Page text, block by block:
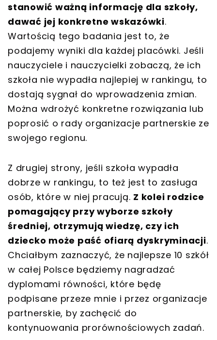
stanowić ważną informację dla szkoły,
dawać jej konkretne wskazówki.
Wartością tego badania jest to, że
podajemy wyniki dla każdej placówki. Jeśli
nauczyciele i nauczycielki zobaczą, że ich
szkoła nie wypadła najlepiej w rankingu, to
dostają sygnał do wprowadzenia zmian.
Można wdrożyć konkretne rozwiązania lub
poprosić o rady organizacje partnerskie ze
swojego regionu.
Z drugiej strony, jeśli szkoła wypadła
dobrze w rankingu, to też jest to zasługa
osób, które w niej pracują. Z kolei rodzice
pomagający przy wyborze szkoły
średniej, otrzymują wiedzę, czy ich
dziecko może paść ofiarą dyskryminacji.
Chciałbym zaznaczyć, że najlepsze 10 szkół
w całej Polsce będziemy nagradzać
dyplomami równości, które będę
podpisane przeze mnie i przez organizacje
partnerskie, by zachęcić do
kontynuowania prorównościowych zadań.